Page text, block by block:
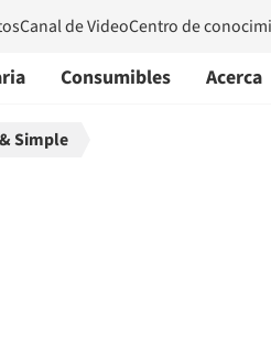
Canal de VideoCentro de
Consumibles Acerca
Simple